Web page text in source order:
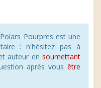
Pourpres est une
: n'hésitez pas à
auteur en soumettant
après vous être